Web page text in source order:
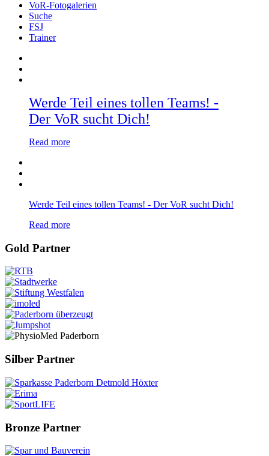
VoR-Fotogalerien
Suche
FSJ
Trainer
Werde Teil eines tollen Teams! -
Der VoR sucht Dich!
Read more
Werde Teil eines tollen Teams! - Der VoR sucht Dich!
Read more
Gold Partner
Silber Partner
Bronze Partner